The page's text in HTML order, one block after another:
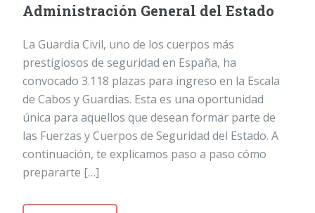
Administración General del Estado
La Guardia Civil, uno de los cuerpos más
prestigiosos de seguridad en España, ha
convocado 3.118 plazas para ingreso en la Escala
de Cabos y Guardias. Esta es una oportunidad
única para aquellos que desean formar parte de
las Fuerzas y Cuerpos de Seguridad del Estado. A
continuación, te explicamos paso a paso cómo
prepararte […]